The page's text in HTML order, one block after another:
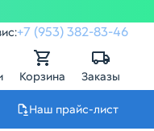
+7 (953) 382-83-46
Корзина Заказы
Наш прайс-лист